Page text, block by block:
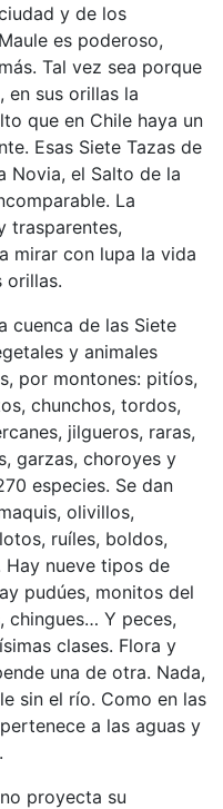
y de los
es poderoso,
Tal vez sea porque
en sus orillas la
que en Chile haya un
Esas Siete Tazas de
Novia, el Salto de la
La
trasparentes,
mirar con lupa la vida
orillas.
cuenca de las Siete
y animales
por montones: pitíos,
chunchos, tordos,
jilgueros, raras,
garzas, choroyes y
especies. Se dan
olivillos,
ruíles, boldos,
nueve tipos de
pudúes, monitos del
chingues… Y peces,
clases. Flora y
una de otra. Nada,
sin el río. Como en las
a las aguas y
proyecta su